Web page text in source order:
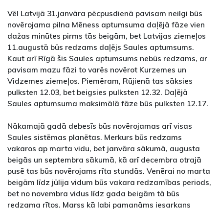
Vēl Latvijā 31.janvāra pēcpusdienā pavisam neilgi būs
novērojama pilna Mēness aptumsuma daļējā fāze vien
dažas minūtes pirms tās beigām, bet Latvijas ziemeļos
11.augustā būs redzams daļējs Saules aptumsums.
Kaut arī Rīgā šis Saules aptumsums nebūs redzams, ar
pavisam mazu fāzi to varēs novērot Kurzemes un
Vidzemes ziemeļos. Piemēram, Rūjienā tas sāksies
pulksten 12.03, bet beigsies pulksten 12.32. Daļējā
Saules aptumsuma maksimālā fāze būs pulksten 12.17.
Nākamajā gadā debesīs būs novērojamas arī visas
Saules sistēmas planētas. Merkurs būs redzams
vakaros ap marta vidu, bet janvāra sākumā, augusta
beigās un septembra sākumā, kā arī decembra otrajā
pusē tas būs novērojams rīta stundās. Venērai no marta
beigām līdz jūlija vidum būs vakara redzamības periods,
bet no novembra vidus līdz gada beigām tā būs
redzama rītos. Marss kā labi pamanāms iesarkans